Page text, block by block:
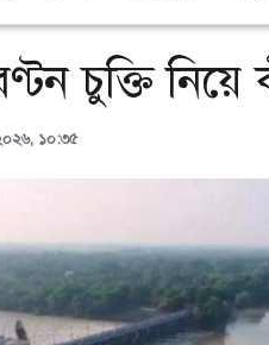
চুক্তি নিয়ে
১০:৩৫